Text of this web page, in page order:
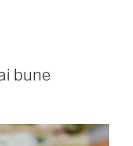
bune